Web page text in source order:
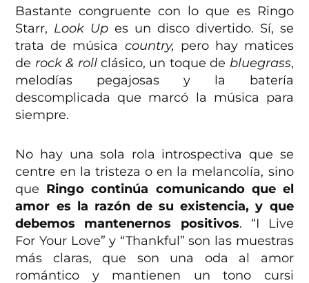
Bastante congruente con lo que es Ringo
Starr, Look Up es un disco divertido. Sí, se
trata de música country, pero hay matices
de rock & rollclásico, un toque de bluegrass,
melodías pegajosas y la batería
descomplicada que marcó la música para
siempre.
No hay una sola rola introspectiva que se
centre en la tristeza o en la melancolía, sino
que Ringo continúa comunicando que el
amor es la razón de su existencia, y que
debemos mantenernos positivos. “I Live
For Your Love” y “Thankful” son las muestras
más claras, que son una oda al amor
romántico y mantienen un tono cursi